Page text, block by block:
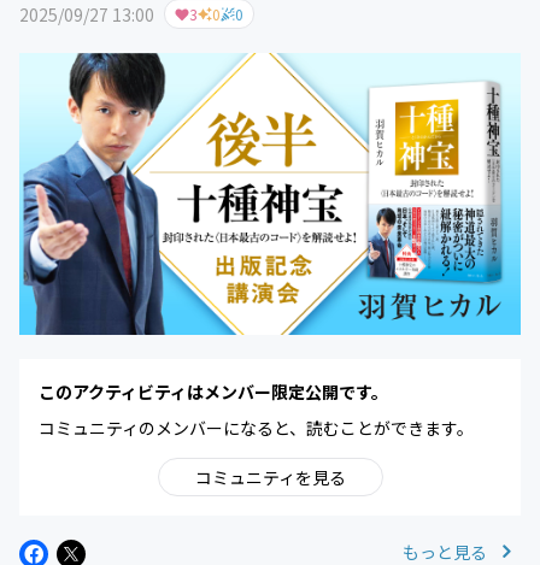
2025/09/27 13:00 3 0 0
このアクティビティはメンバー限定公開です。
コミュニティのメンバーになると、読むことができます。
コミュニティを見る
もっと見る